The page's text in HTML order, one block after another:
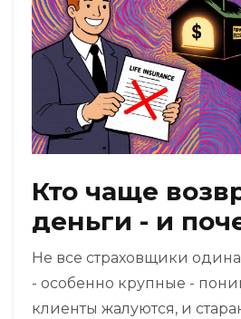
Кто чаще
деньги - и
Не все страховщики
- особенно крупные -
клиенты жалуются, и